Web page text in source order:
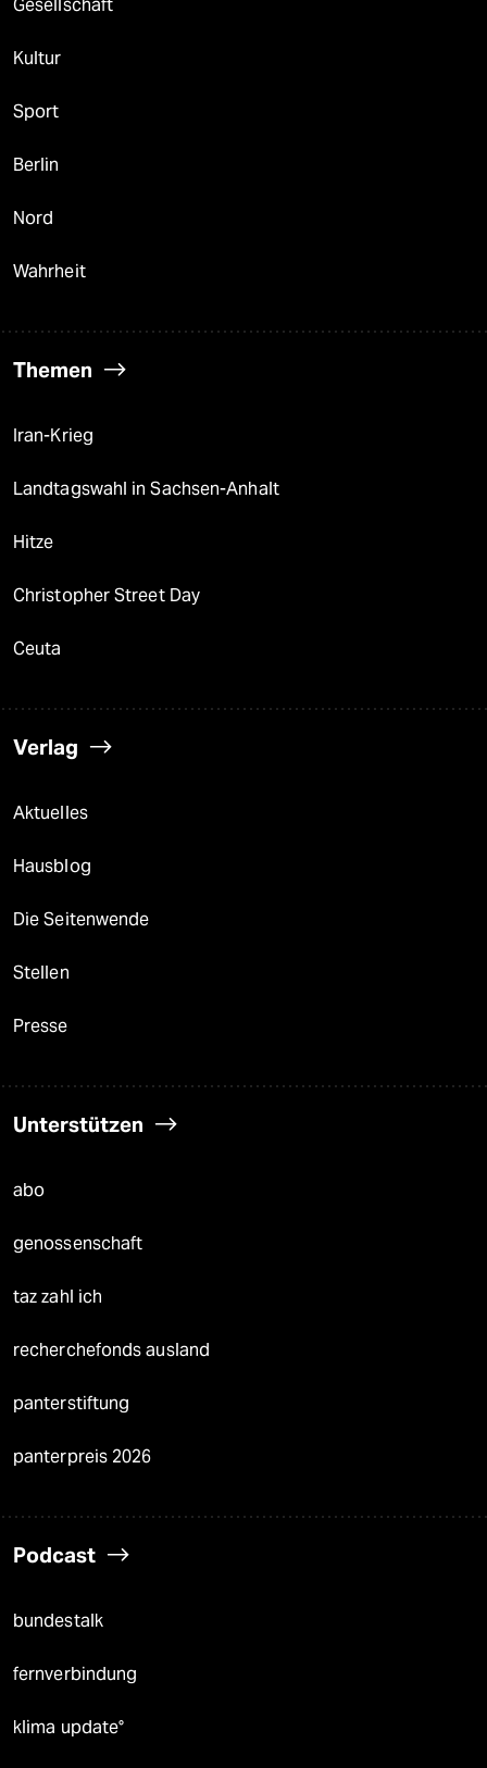
Gesellschaft
Kultur
Sport
Berlin
Nord
Wahrheit
Themen
Iran-Krieg
Landtagswahl in Sachsen-Anhalt
Hitze
Christopher Street Day
Ceuta
Verlag
Aktuelles
Hausblog
Die Seitenwende
Stellen
Presse
Unterstützen
abo
genossenschaft
taz zahl ich
recherchefonds ausland
panterstiftung
panterpreis 2026
Podcast
bundestalk
fernverbindung
klima update°